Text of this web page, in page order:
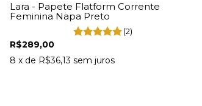
Lara - Papete Flatform Corrente
Feminina Napa Preto
(2)
R$289,00
8 x de R$36,13 sem juros